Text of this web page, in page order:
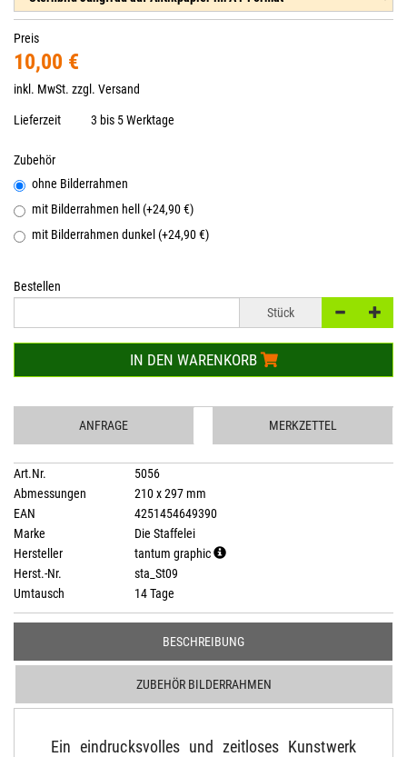
Preis
10,00 €
inkl. MwSt. zzgl. Versand
Lieferzeit 3 bis 5 Werktage
Zubehör
ohne Bilderrahmen
mit Bilderrahmen hell (+24,90 €)
mit Bilderrahmen dunkel (+24,90 €)
Bestellen
Stück
IN DEN WARENKORB
ANFRAGE MERKZETTEL
Art.Nr.
5056
Abmessungen
210 x 297 mm
EAN
4251454649390
Marke
Die Staffelei
Hersteller
tantum graphic
Herst.-Nr.
sta_St09
Umtausch
14 Tage
BESCHREIBUNG
ZUBEHÖR BILDERRAHMEN
Ein eindrucksvolles und zeitloses Kunstwerk